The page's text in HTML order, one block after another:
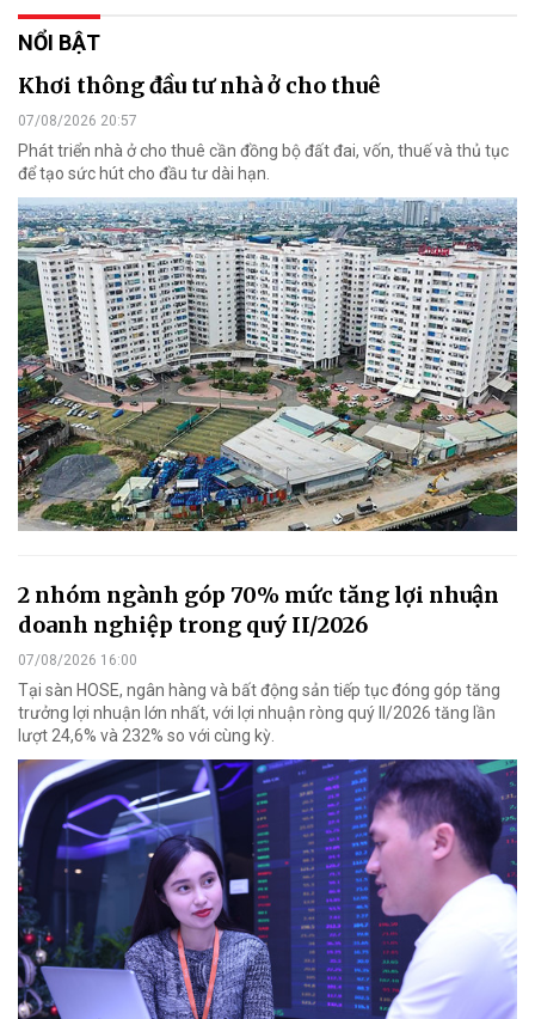
NỔI BẬT
Khơi thông đầu tư nhà ở cho thuê
07/08/2026 20:57
Phát triển nhà ở cho thuê cần đồng bộ đất đai, vốn, thuế và thủ tục
để tạo sức hút cho đầu tư dài hạn.
2 nhóm ngành góp 70% mức tăng lợi nhuận
doanh nghiệp trong quý II/2026
07/08/2026 16:00
Tại sàn HOSE, ngân hàng và bất động sản tiếp tục đóng góp tăng
trưởng lợi nhuận lớn nhất, với lợi nhuận ròng quý II/2026 tăng lần
lượt 24,6% và 232% so với cùng kỳ.